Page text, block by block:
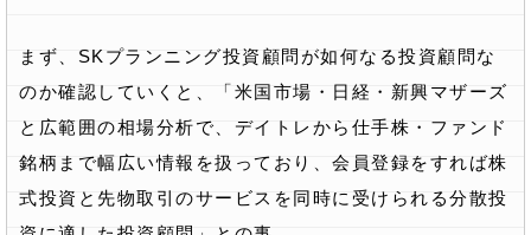
まず、SKプランニング投資顧問が如何なる投資顧問な
のか確認していくと、「米国市場・日経・新興マザーズ
と広範囲の相場分析で、デイトレから仕手株・ファンド
銘柄まで幅広い情報を扱っており、会員登録をすれば株
式投資と先物取引のサービスを同時に受けられる分散投